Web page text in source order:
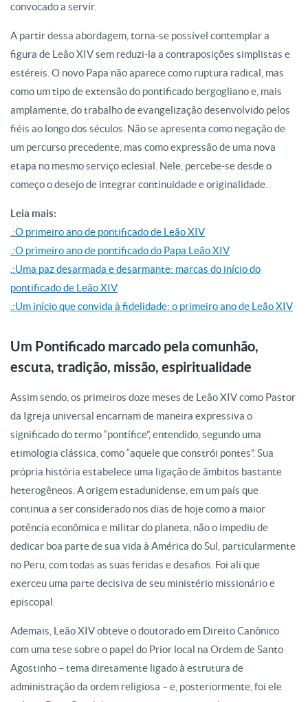
convocado a servir.
A partir dessa abordagem, torna-se possível contemplar a
figura de Leão XIV sem reduzi-la a contraposições simplistas e
estéreis. O novo Papa não aparece como ruptura radical, mas
como um tipo de extensão do pontificado bergogliano e, mais
amplamente, do trabalho de evangelização desenvolvido pelos
fiéis ao longo dos séculos. Não se apresenta como negação de
um percurso precedente, mas como expressão de uma nova
etapa no mesmo serviço eclesial. Nele, percebe-se desde o
começo o desejo de integrar continuidade e originalidade.
Leia mais:
.:O primeiro ano de pontificado de Leão XIV
.:O primeiro ano de pontificado do Papa Leão XIV
.:Uma paz desarmada e desarmante: marcas do início do
pontificado de Leão XIV
.:Um início que convida à fidelidade: o primeiro ano de Leão XIV
Um Pontificado marcado pela comunhão,
escuta, tradição, missão, espiritualidade
Assim sendo, os primeiros doze meses de Leão XIV como Pastor
da Igreja universal encarnam de maneira expressiva o
significado do termo “pontífice”, entendido, segundo uma
etimologia clássica, como “aquele que constrói pontes”. Sua
própria história estabelece uma ligação de âmbitos bastante
heterogêneos. A origem estadunidense, em um país que
continua a ser considerado nos dias de hoje como a maior
potência econômica e militar do planeta, não o impediu de
dedicar boa parte de sua vida à América do Sul, particularmente
no Peru, com todas as suas feridas e desafios. Foi ali que
exerceu uma parte decisiva de seu ministério missionário e
episcopal.
Ademais, Leão XIV obteve o doutorado em Direito Canônico
com uma tese sobre o papel do Prior local na Ordem de Santo
Agostinho – tema diretamente ligado à estrutura de
administração da ordem religiosa – e, posteriormente, foi ele